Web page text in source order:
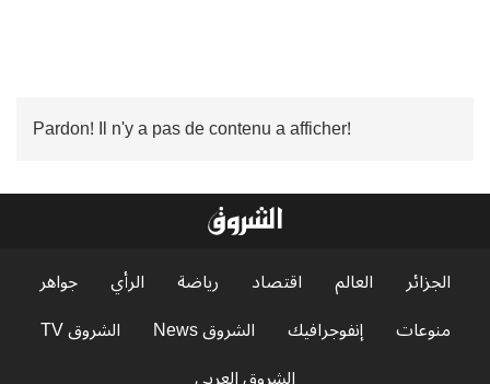
Pardon! Il n'y a pas de contenu a afficher!
الجزائر العالم اقتصاد رياضة الرأي
جواهر
منوعات
إنفوجرافيك الشروق News
الشروق TV